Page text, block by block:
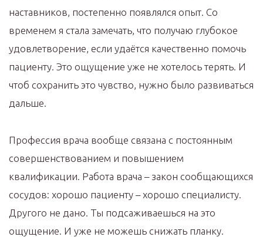
наставников, постепенно появлялся опыт. Со
временем я стала замечать, что получаю глубокое
удовлетворение, если удаётся качественно помочь
пациенту. Это ощущение уже не хотелось терять. И
чтоб сохранить это чувство, нужно было развиваться
дальше.
Профессия врача вообще связана с постоянным
совершенствованием и повышением
квалификации. Работа врача – закон сообщающихся
сосудов: хорошо пациенту – хорошо специалисту.
Другого не дано. Ты подсаживаешься на это
ощущение. И уже не можешь снижать планку.